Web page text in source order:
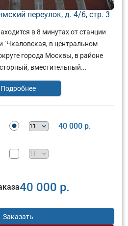
переулок, д. 4/6, стр. 3
в 8 минутах от станции
"Чкаловская, в центральном
города Москвы, в районе
вместительный...
Подробнее
40 000 р.
40 000 р.
Заказать